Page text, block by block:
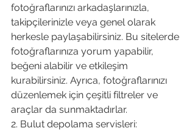
fotoğraflarınızı arkadaşlarınızla,
takipçilerinizle veya genel olarak
herkesle paylaşabilirsiniz. Bu sitelerde
fotoğraflarınıza yorum yapabilir,
beğeni alabilir ve etkileşim
kurabilirsiniz. Ayrıca, fotoğraflarınızı
düzenlemek için çeşitli filtreler ve
araçlar da sunmaktadırlar.
2. Bulut depolama servisleri: